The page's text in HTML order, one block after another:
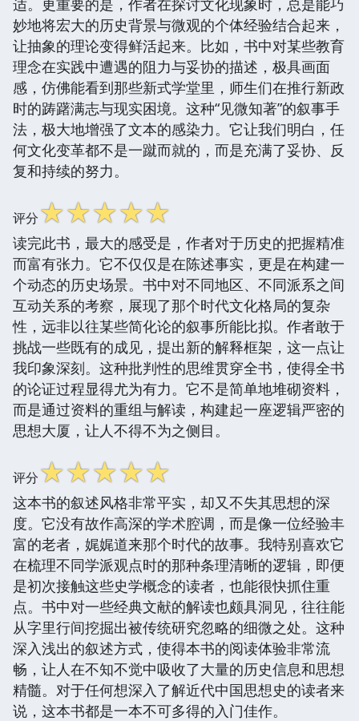
适。更重要的是，作者在探讨文化现象时，总是能巧
妙地将宏大的历史背景与微观的个体经验结合起来，
让抽象的理论变得鲜活起来。比如，书中对某些教育
理念在实践中遭遇的阻力与妥协的描述，极具画面
感，仿佛能看到那些新式学堂里，师生们在推行新政
时的踌躇满志与现实困境。这种“见微知著”的叙事手
法，极大地增强了文本的感染力。它让我们明白，任
何文化变革都不是一蹴而就的，而是充满了妥协、反
复和持续的努力。
评分☆☆☆☆☆
读完此书，最大的感受是，作者对于历史的把握精准
而富有张力。它不仅仅是在陈述事实，更是在构建一
个动态的历史场景。书中对不同地区、不同派系之间
互动关系的考察，展现了那个时代文化格局的复杂
性，远非以往某些简化论的叙事所能比拟。作者敢于
挑战一些既有的成见，提出新的解释框架，这一点让
我印象深刻。这种批判性的思维贯穿全书，使得全书
的论证过程显得尤为有力。它不是简单地堆砌资料，
而是通过资料的重组与解读，构建起一座逻辑严密的
思想大厦，让人不得不为之侧目。
评分☆☆☆☆☆
这本书的叙述风格非常平实，却又不失其思想的深
度。它没有故作高深的学术腔调，而是像一位经验丰
富的老者，娓娓道来那个时代的故事。我特别喜欢它
在梳理不同学派观点时的那种条理清晰的逻辑，即便
是初次接触这些史学概念的读者，也能很快抓住重
点。书中对一些经典文献的解读也颇具洞见，往往能
从字里行间挖掘出被传统研究忽略的细微之处。这种
深入浅出的叙述方式，使得本书的阅读体验非常流
畅，让人在不知不觉中吸收了大量的历史信息和思想
精髓。对于任何想深入了解近代中国思想史的读者来
说，这本书都是一本不可多得的入门佳作。